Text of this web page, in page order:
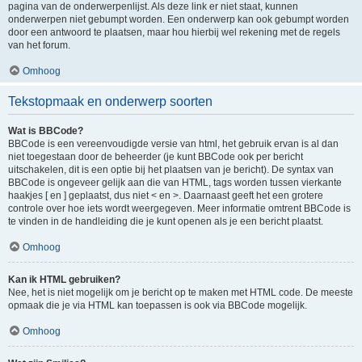
pagina van de onderwerpenlijst. Als deze link er niet staat, kunnen
onderwerpen niet gebumpt worden. Een onderwerp kan ook gebumpt worden
door een antwoord te plaatsen, maar hou hierbij wel rekening met de regels
van het forum.
Omhoog
Tekstopmaak en onderwerp soorten
Wat is BBCode?
BBCode is een vereenvoudigde versie van html, het gebruik ervan is al dan
niet toegestaan door de beheerder (je kunt BBCode ook per bericht
uitschakelen, dit is een optie bij het plaatsen van je bericht). De syntax van
BBCode is ongeveer gelijk aan die van HTML, tags worden tussen vierkante
haakjes [ en ] geplaatst, dus niet < en >. Daarnaast geeft het een grotere
controle over hoe iets wordt weergegeven. Meer informatie omtrent BBCode is
te vinden in de handleiding die je kunt openen als je een bericht plaatst.
Omhoog
Kan ik HTML gebruiken?
Nee, het is niet mogelijk om je bericht op te maken met HTML code. De meeste
opmaak die je via HTML kan toepassen is ook via BBCode mogelijk.
Omhoog